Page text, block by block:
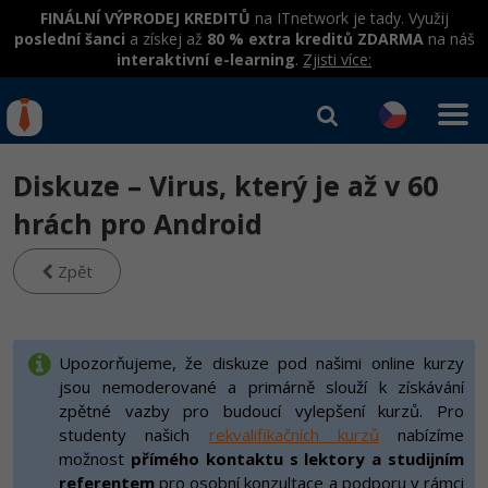
FINÁLNÍ VÝPRODEJ KREDITŮ na ITnetwork je tady. Využij
poslední šanci a získej až 80 % extra kreditů ZDARMAna náš
interaktivní e-learning. Zjisti více:
Rekvalifikace a kurzy
hrazené úřadem práce
Workshopy zdarma
Datová analýza v praxi
Základy programování
Objektové programování - OOP
Umělá inteligence
Školení dle technologií
C# .NET
Java
Kurzy IT profesí
Junior programátor
Senior programátor
Front-end developer
Jak začít?
Java -80%
C#.NET -80%
Kurzy e-commerce
Testování softwaru
Datová analýza
Kurzy designu
HTML/CSS -80%
Příběhy absolventů
Blog
Pro firmy
Přihlásit se| Registrovat
Diskuze – Virus, který je až v 60
hrách pro Android
Zpět
Upozorňujeme, že diskuze pod našimi online kurzy
jsou nemoderované a primárně slouží k získávání
zpětné vazby pro budoucí vylepšení kurzů. Pro
studenty našich rekvalifikačních kurzů nabízíme
možnost přímého kontaktu s lektory a studijním
referentem pro osobní konzultace a podporu v rámci